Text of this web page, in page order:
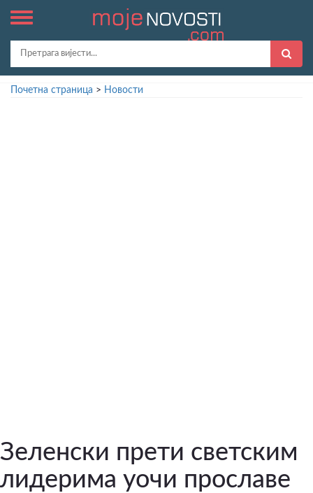
Почетна страница > Новости
Зеленски прети светским
лидерима уочи прославе